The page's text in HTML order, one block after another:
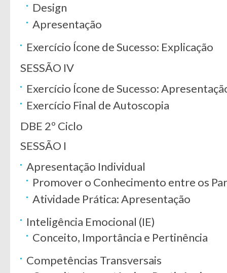
Design
Apresentação
Exercício Ícone de Sucesso: Explicação
SESSÃO IV
Exercício Ícone de Sucesso:
Exercício Final de Autoscopia
DBE 2º Ciclo
SESSÃO I
Apresentação Individual
Promover o Conhecimento entre os
Atividade Prática: Apresentação
Inteligência Emocional (IE)
Conceito, Importância e Pertinência
Competências Transversais